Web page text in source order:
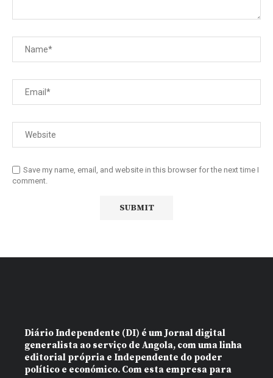
Save my name, email, and website in this browser for the next time I
comment.
Diário Independente (DI) é um Jornal digital
generalista ao serviço de Angola, com uma linha
editorial própria e Independente do poder
político e económico. Com esta empresa para